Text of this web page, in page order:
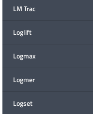
LM Trac
Loglift
Logmax
Logmer
Logset